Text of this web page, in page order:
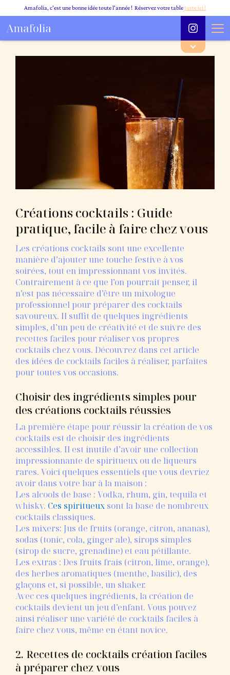
Amafolia, c'est une bonne idée toute l'année ! Réservez votre tableJuste ici !
Créations cocktails : Guide
pratique, facile à faire chez vous
Les créations cocktails sont une excellente
manière d’ajouter une touche festive à vos
soirées, tout en impressionnant vos invités.
Contrairement à ce que l’on pourrait penser, il
n’est pas nécessaire d’être un mixologue
professionnel pour préparer des cocktails
savoureux. Il suffit de quelques ingrédients
simples, d’un peu de créativité et de suivre des
recettes faciles pour réaliser vos propres
cocktails chez vous. Découvrez dans cet article
des idées de cocktails faciles à réaliser, parfaites
pour toutes vos occasions.
Choisir des ingrédients simples pour
des créations cocktails réussies
La première étape pour réussir la création de vos
cocktails est de choisir des ingrédients
accessibles. Il est inutile d’avoir une collection
impressionnante de spiritueux ou de liqueurs
rares. Voici quelques essentiels que vous devriez
avoir dans votre bar à la maison :
Les alcools de base : Vodka, rhum, gin, tequila et
whisky. Ces spiritueux sont la base de nombreux
cocktails classiques.
Les mixers: Jus de fruits (orange, citron, ananas),
sodas (tonic, cola, ginger ale), sirops simples
(sirop de sucre, grenadine) et eau pétillante.
Les extras : Des fruits frais (citron, lime, orange),
des herbes aromatiques (menthe, basilic), des
glaçons et, si possible, un shaker.
Avec ces quelques ingrédients, la création de
cocktails devient un jeu d’enfant. Vous pouvez
ainsi réaliser une variété de cocktails faciles à
faire chez vous, même en étant novice.
2. Recettes de cocktails création faciles
à préparer chez vous